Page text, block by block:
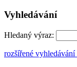
Vyhledávání
Hledaný výraz:
rozšířené vyhledávání